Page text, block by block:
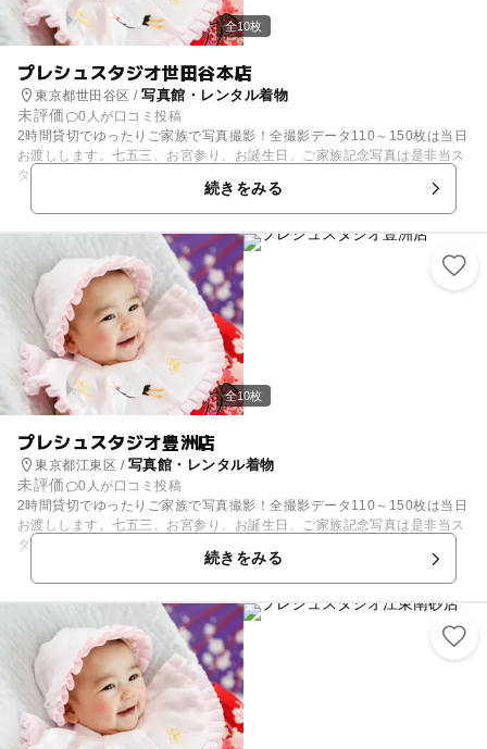
全10枚
プレシュスタジオ世田谷本店
東京都世田谷区 /写真館・レンタル着物
未評価
0人が口コミ投稿
2時間貸切でゆったりご家族で写真撮影！全撮影データ110～150枚は当日
お渡しします。七五三、お宮参り、お誕生日、ご家族記念写真は是非当ス
タジオへ！ 外観は普通の一軒家。ドアを開けると、非日常の世界。 一軒
家貸切型こども写真館の「プレシュスタジオ」です！ 2011年10月、ハウ
ススタジオとして東京・自由が丘に第一号店をオープン。現在では、全国
に17店舗を展開しています。 七五三やバースデー撮影などお子様の撮影
を中心に、大切な瞬間を「写真」というカタチでプロデュースし、年間1
0,000組のお客様にご来店いただいております。 特別な日も、何でもない
日常も。今だけの瞬間を、写真に残してみませんか……？ ◇2時間貸切！
お子様のペースに合わせて撮影します ◇撮影データ110～150枚は当日お
渡し ◇映画や舞台美術もプロデュースするチームが作り上げたこだわりの
内装 ◇雑誌の1ページのような、おしゃれな1枚をプロデュースします
続きをみる
全10枚
プレシュスタジオ豊洲店
東京都江東区 / 写真館・レンタル着物
未評価
0人が口コミ投稿
2時間貸切でゆったりご家族で写真撮影！全撮影データ110～150枚は当日
お渡しします。七五三、お宮参り、お誕生日、ご家族記念写真は是非当ス
タジオへ！ 外観は普通の一軒家。ドアを開けると、非日常の世界。 一軒
家貸切型こども写真館の「プレシュスタジオ」です！ 2011年10月、ハウ
ススタジオとして東京・自由が丘に第一号店をオープン。現在では、全国
に17店舗を展開しています。 七五三やバースデー撮影などお子様の撮影
を中心に、大切な瞬間を「写真」というカタチでプロデュースし、年間1
0,000組のお客様にご来店いただいております。 特別な日も、何でもない
日常も。今だけの瞬間を、写真に残してみませんか……？ ◇2時間貸切！
お子様のペースに合わせて撮影します ◇撮影データ110～150枚は当日お
渡し ◇映画や舞台美術もプロデュースするチームが作り上げたこだわりの
内装 ◇雑誌の1ページのような、おしゃれな1枚をプロデュースします
続きをみる